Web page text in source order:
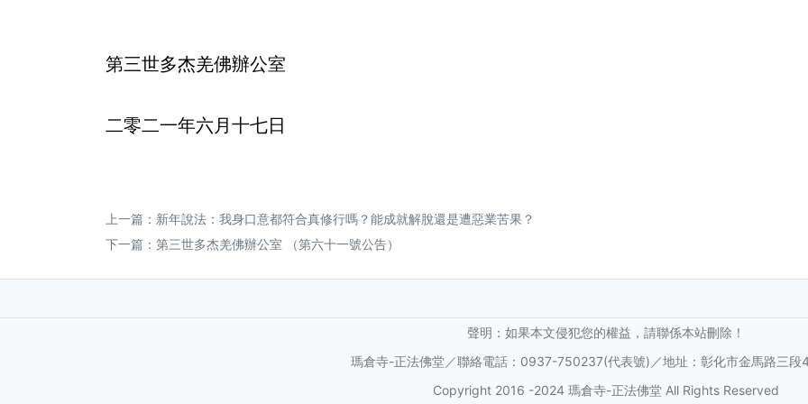
第三世多杰羌佛辦公室
二零二一年六月十七日
上一篇： 新年說法：我身口意都符合真修行嗎？能成就解脫還是遭惡業苦果？
下一篇： 第三世多杰羌佛辦公室 （第六十一號公告）
聲明：如果本文侵犯您的權益，請聯係本站刪除！
瑪倉寺-正法佛堂／聯絡電話：0937-750237(代表號)／地址：彰化市金馬路三段
Copyright 2016 -2024 瑪倉寺-正法佛堂 All Rights Reserved